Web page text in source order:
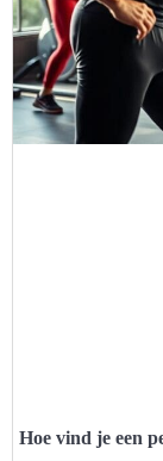
Hoe vind je een